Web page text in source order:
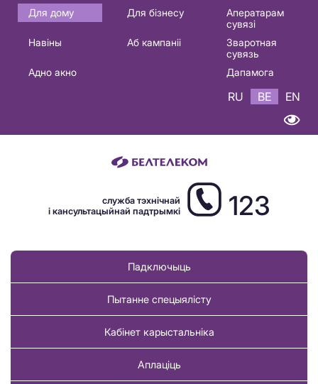
Основная
навигация
Для дому Для бізнесу
Аператарам
сувязі
Навіны
Аб кампаніі
Зваротная
сувязь
Адно акно
Дапамога
RU BE EN
служба тэхнічнай
і кансультацыйнай падтрымкі
123
Падключыць
Пытанне спецыялісту
Кабінет карыстальніка
Аплаціць